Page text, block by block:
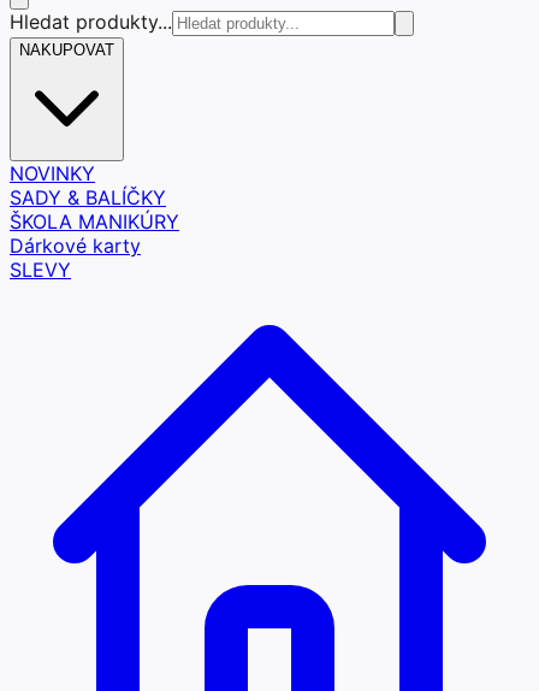
Hledat produkty...
NAKUPOVAT
NOVINKY
SADY & BALÍČKY
ŠKOLA MANIKÚRY
Dárkové karty
SLEVY